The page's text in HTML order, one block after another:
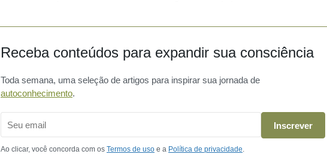
Receba conteúdos para expandir sua consciência
Toda semana, uma seleção de artigos para inspirar sua jornada de
autoconhecimento.
Inscrever
Ao clicar, você concorda com os Termos de uso e a Política de privacidade.